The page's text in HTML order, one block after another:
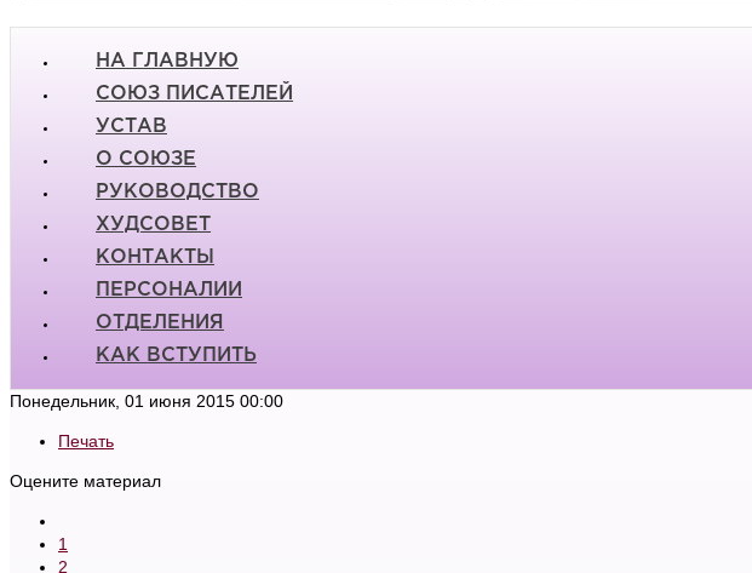
НА ГЛАВНУЮ
СОЮЗ ПИСАТЕЛЕЙ
УСТАВ
О СОЮЗЕ
РУКОВОДСТВО
ХУДСОВЕТ
КОНТАКТЫ
ПЕРСОНАЛИИ
ОТДЕЛЕНИЯ
КАК ВСТУПИТЬ
Понедельник, 01 июня 2015 00:00
Печать
Оцените материал
1
2